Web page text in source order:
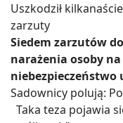
Uszkodził
zarzuty
Siedem zarzutów
narażenia osoby
niebezpieczeństwo
Sadownicy polują:
Taka teza pojawia